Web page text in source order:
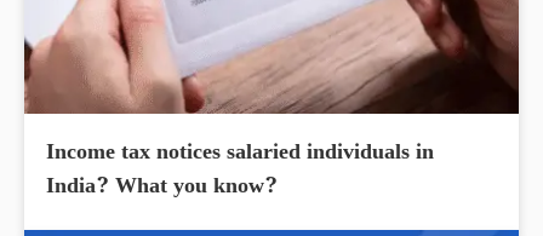
Income tax notices salaried individuals in
India? What you know?